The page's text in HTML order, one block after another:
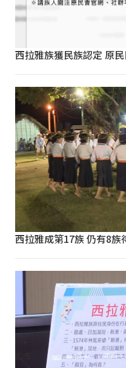
西拉雅族獲民族認定 原
西拉雅成第17族 仍有8族